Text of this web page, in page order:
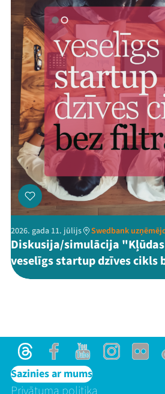
2026. gada 11. jūlijs Swedbank
Diskusija/simulācija
veselīgs startup dzīves cikls
ThreadsFacebookYoutubeInstagram
Flick
Sazinies ar mums